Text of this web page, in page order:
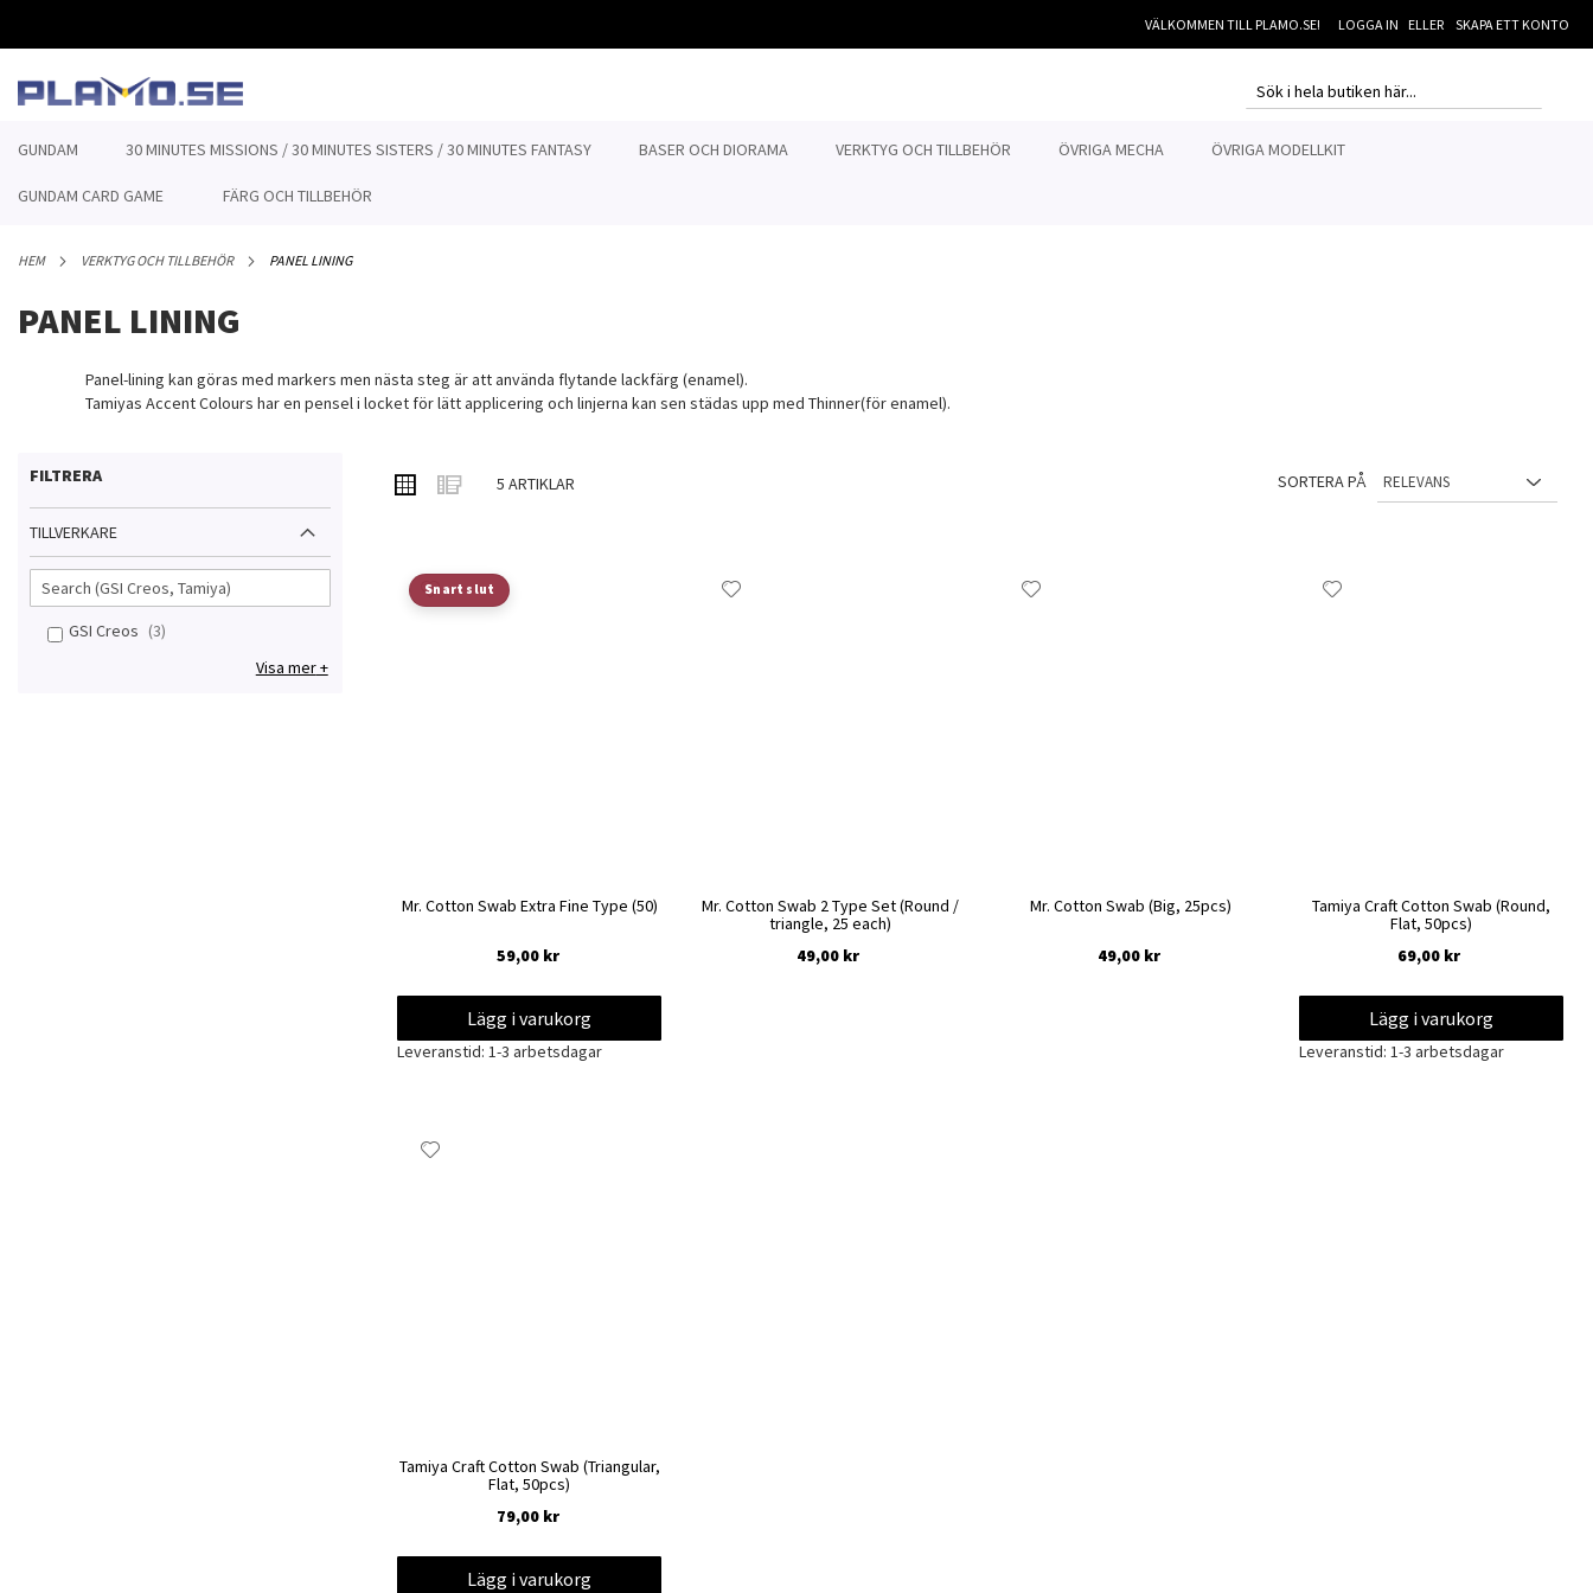
TILL
VÄLKOMMEN TILL PLAMO.SE! LOGGA IN SKAPA ETT KONTO
SEARCH
GUNDAM
30 MINUTES MISSIONS / 30 MINUTES SISTERS / 30 MINUTES FANTASY BASER OCH DIORAMA VERKTYG OCH TILLBEHÖR ÖVRIGA MECHA ÖVRIGA MODELLKIT
GUNDAM CARD GAME FÄRG OCH TILLBEHÖR
HEM VERKTYG OCH TILLBEHÖR PANEL LINING
PANEL LINING
Panel-lining kan göras med markers men nästa steg är att använda flytande lackfärg (enamel).
Tamiyas Accent Colours har en pensel i locket för lätt applicering och linjerna kan sen städas upp med Thinner(för enamel).
VISA
SOM
RutnätListvy
5 ARTIKLAR SORTERA PÅ
Lägg
till
Snart slut
Mr. Cotton Swab Extra Fine Type (50)
59,00 kr
Lägg i varukorg
Leveranstid: 1-3 arbetsdagar
Mr. Cotton Swab 2 Type Set (Round /
triangle, 25 each)
49,00 kr
Mr. Cotton Swab (Big, 25pcs)
49,00 kr
Tamiya Craft Cotton Swab (Round,
Flat, 50pcs)
69,00 kr
Lägg i varukorg
Leveranstid: 1-3 arbetsdagar
Tamiya Craft Cotton Swab (Triangular,
Flat, 50pcs)
79,00 kr
Lägg i varukorg
FILTRERA
TILLVERKARE
GSI Creos
3
Visa mer